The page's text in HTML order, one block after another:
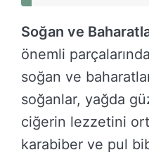
Soğan ve
önemli
soğan ve
soğanlar, yağda
ciğerin lezzetini
karabiber ve pul